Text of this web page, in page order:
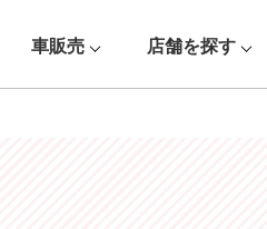
車販売 店舗を探す